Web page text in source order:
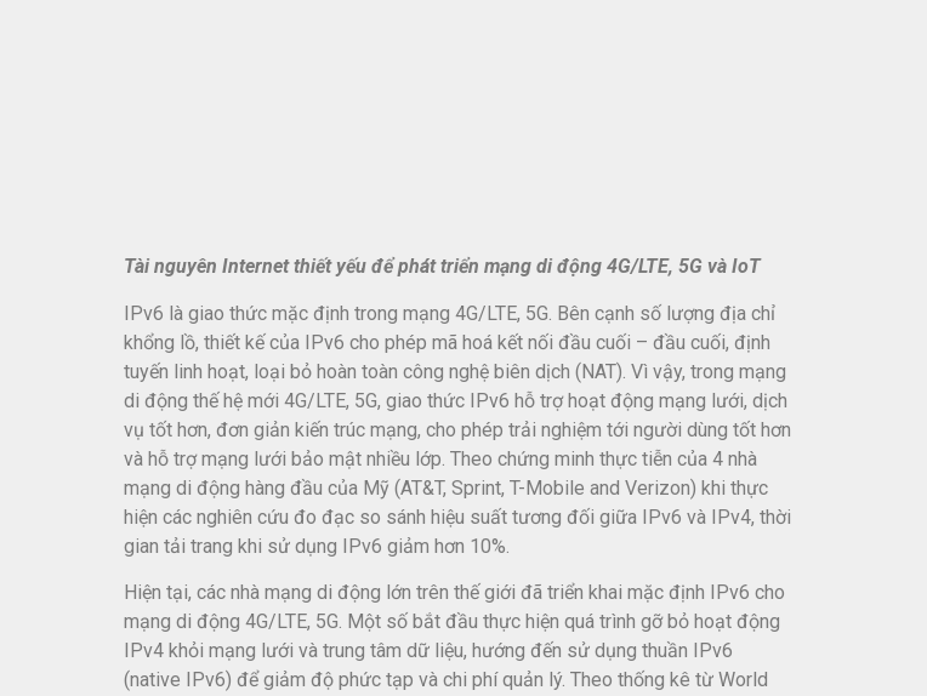
Tài nguyên Internet thiết yếu để phát triển mạng di động 4G/LTE, 5G và IoT
IPv6 là giao thức mặc định trong mạng 4G/LTE, 5G. Bên cạnh số lượng địa chỉ
khổng lồ, thiết kế của IPv6 cho phép mã hoá kết nối đầu cuối – đầu cuối, định
tuyến linh hoạt, loại bỏ hoàn toàn công nghệ biên dịch (NAT). Vì vậy, trong mạng
di động thế hệ mới 4G/LTE, 5G, giao thức IPv6 hỗ trợ hoạt động mạng lưới, dịch
vụ tốt hơn, đơn giản kiến trúc mạng, cho phép trải nghiệm tới người dùng tốt hơn
và hỗ trợ mạng lưới bảo mật nhiều lớp. Theo chứng minh thực tiễn của 4 nhà
mạng di động hàng đầu của Mỹ (AT&T, Sprint, T-Mobile and Verizon) khi thực
hiện các nghiên cứu đo đạc so sánh hiệu suất tương đối giữa IPv6 và IPv4, thời
gian tải trang khi sử dụng IPv6 giảm hơn 10%.
Hiện tại, các nhà mạng di động lớn trên thế giới đã triển khai mặc định IPv6 cho
mạng di động 4G/LTE, 5G. Một số bắt đầu thực hiện quá trình gỡ bỏ hoạt động
IPv4 khỏi mạng lưới và trung tâm dữ liệu, hướng đến sử dụng thuần IPv6
(native IPv6) để giảm độ phức tạp và chi phí quản lý. Theo thống kê từ World